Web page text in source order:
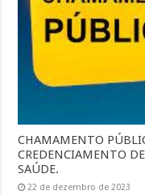
CHAMAMENTO
CREDENCIAMENTO
SAÚDE.
22 de dezembro de 2023